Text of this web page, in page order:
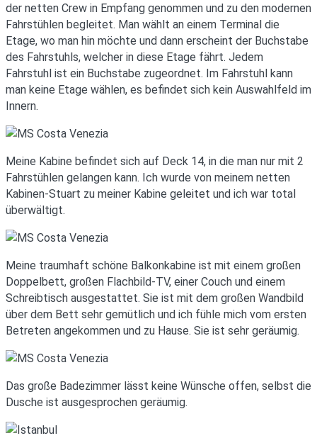
der netten Crew in Empfang genommen und zu den modernen
Fahrstühlen begleitet. Man wählt an einem Terminal die
Etage, wo man hin möchte und dann erscheint der Buchstabe
des Fahrstuhls, welcher in diese Etage fährt. Jedem
Fahrstuhl ist ein Buchstabe zugeordnet. Im Fahrstuhl kann
man keine Etage wählen, es befindet sich kein Auswahlfeld im
Innern.
Meine Kabine befindet sich auf Deck 14, in die man nur mit 2
Fahrstühlen gelangen kann. Ich wurde von meinem netten
Kabinen-Stuart zu meiner Kabine geleitet und ich war total
überwältigt.
Meine traumhaft schöne Balkonkabine ist mit einem großen
Doppelbett, großen Flachbild-TV, einer Couch und einem
Schreibtisch ausgestattet. Sie ist mit dem großen Wandbild
über dem Bett sehr gemütlich und ich fühle mich vom ersten
Betreten angekommen und zu Hause. Sie ist sehr geräumig.
Das große Badezimmer lässt keine Wünsche offen, selbst die
Dusche ist ausgesprochen geräumig.